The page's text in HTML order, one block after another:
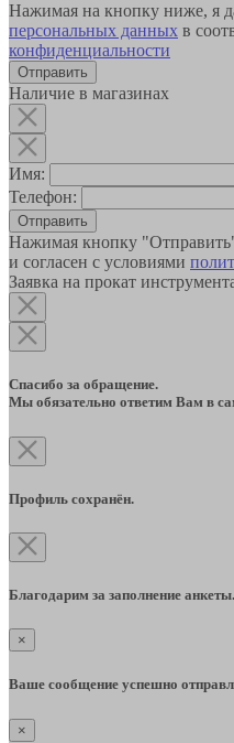
Нажимая на кнопку ниже, я
персональных данных в
конфиденциальности
Наличие в магазинах
Имя:
Телефон:
Отправить
Нажимая кнопку
и согласен с условиями
Заявка на прокат
Спасибо за обращение.
Мы обязательно ответим Вам в
Профиль сохранён.
Благодарим за заполнение анкеты.
×
Ваше сообщение успешно
×